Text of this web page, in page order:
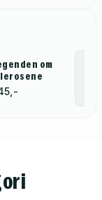
om